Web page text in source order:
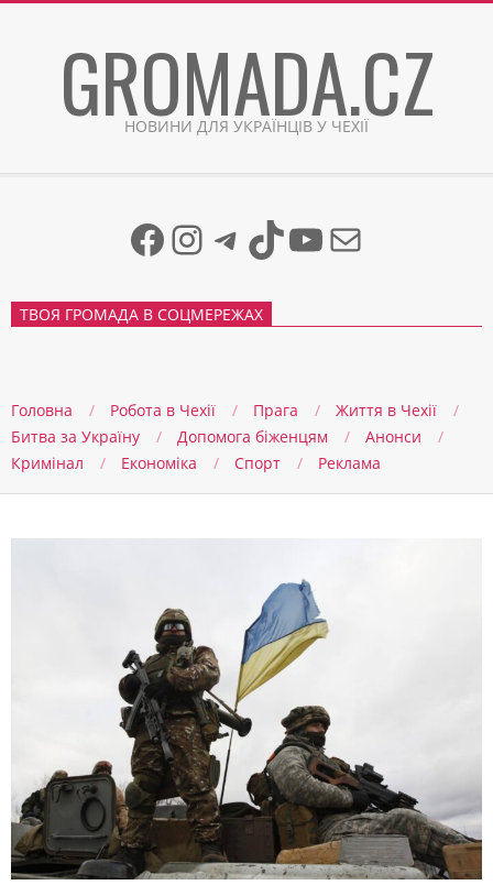
GROMADA.CZ
НОВИНИ ДЛЯ УКРАЇНЦІВ У ЧЕХІЇ
Facebook
Instagram
Telegram
TikTok
YouTube
Mail
ТВОЯ ГРОМАДА В СОЦМЕРЕЖАХ
Головна Робота в Чехії Прага
Життя в Чеxії
Битва за Україну
Допомога біженцям
Анонси
Кримінал
Економіка Спорт Реклама